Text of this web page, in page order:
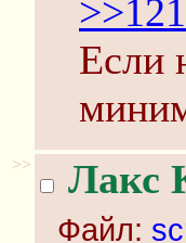
Если
>> Лакс
Файл: